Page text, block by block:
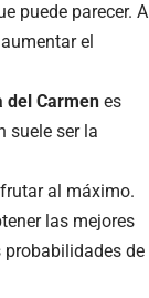
puede parecer. A
el
del Carmen es
suele ser la
al máximo.
las mejores
probabilidades de